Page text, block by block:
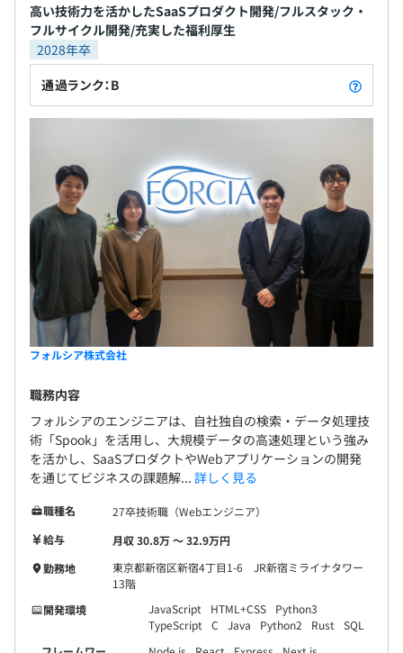
Docker、Ansible、Kubernetes
・アジャイル開発を基本としております
・チームでの振り返りも週1回以上おこなっており、進捗
や成果を共有しています
・お互いに教えあう文化があります（会社としても勉強会
の補助があります）
【その他上記に記載のない開発環境】
・ライブラリ：Redux
・情報共有ツール：Slack、esa
なっています。
1. SaaS事業開発ユニット
当社のSaaSプロダクト「ウェブコネクト」の新規機能開
発や品質・効率向上を担当します。
無期雇用
3カ月（待遇の変更はありません）
前年度の月平均所定外労働時間の実績
19.8時間
前年度の有給休暇の平均取得日数
13.4日
前事業年度の育児休業取得者数／出産者数
女性8人/8人
役員及び管理的地位にある者に占める女性の割合
役員16.7%
管理職%
高い技術力を活かしたSaaSプロダクト開発/フルスタック・
フルサイクル開発/充実した福利厚生
2028年卒
通過ランク：B
フォルシア株式会社
職務内容
フォルシアのエンジニアは、自社独自の検索・データ処理技
術「Spook」を活用し、大規模データの高速処理という強み
を活かし、SaaSプロダクトやWebアプリケーションの開発
を通じてビジネスの課題解... 詳しく見る
職種名
27卒技術職（Webエンジニア）
給与
月収 30.8万 〜 32.9万円
勤務地
東京都新宿区新宿4丁目1-6 JR新宿ミライナタワー
13階
開発環境
JavaScript HTML+CSS
Python3
TypeScript
C Java Python2 Rust
SQL